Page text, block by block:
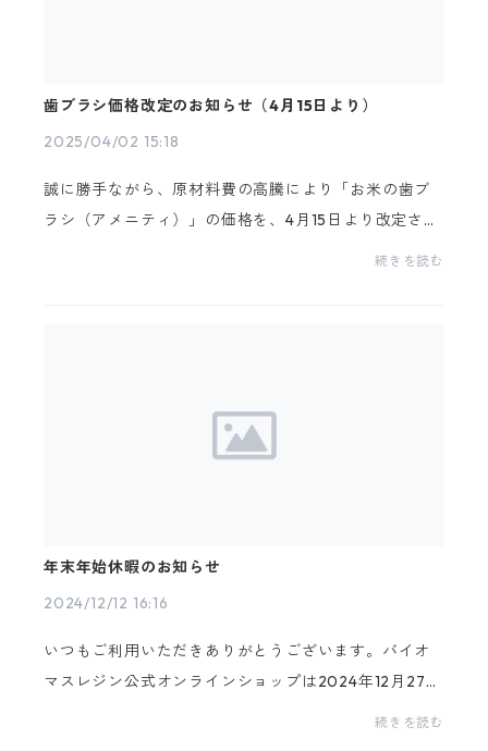
歯ブラシ価格改定のお知らせ（4月15日より）
2025/04/02 15:18
誠に勝手ながら、原材料費の高騰により「お米の歯ブ
ラシ（アメニティ）」の価格を、4月15日より改定させ
ていただきます。・お米の歯ブラシ（アメニティ）23
続きを読む
年末年始休暇のお知らせ
2024/12/12 16:16
いつもご利用いただきありがとうございます。バイオ
マスレジン公式オンラインショップは2024年12月27日
(金)～2025年1月5日(日)までの期間をお休みさせて頂
続きを読む